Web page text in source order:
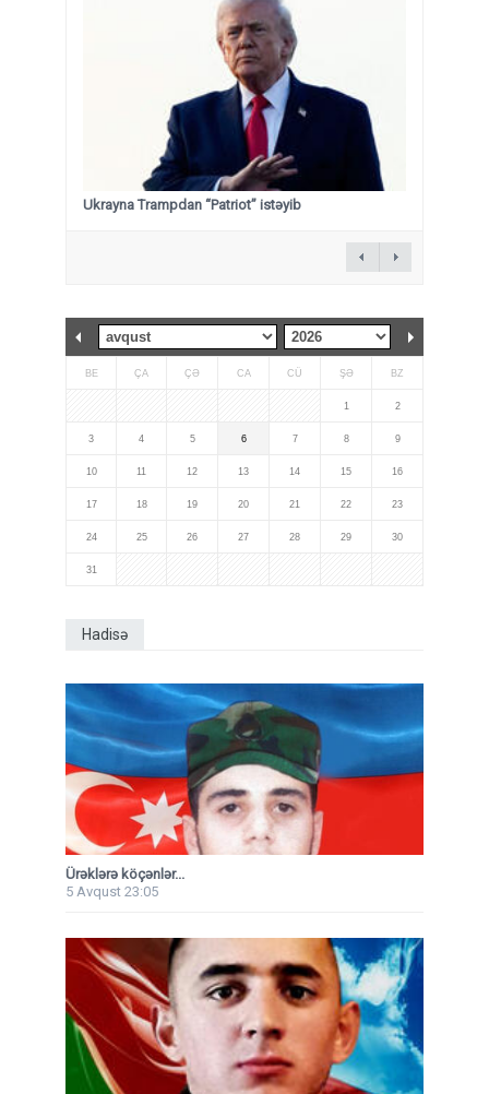
Ukrayna Trampdan “Patriot” istəyib
BE ÇA ÇƏ CA CÜ ŞƏ BZ
1 2
3 4 5 6 7 8 9
10 11 12 13 14 15 16
17 18 19 20 21 22 23
24 25 26 27 28 29 30
31
Hadisə
Ürəklərə köçənlər...
5 Avqust 23:05